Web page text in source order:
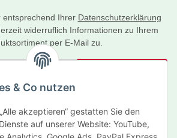
& Co nutzen
akzeptieren“ gestatten Sie den
auf unserer Website: YouTube,
entsprechend Ihrer Datenschutzerklärung
widerruflich Informationen zu Ihrem
per E-Mail zu.